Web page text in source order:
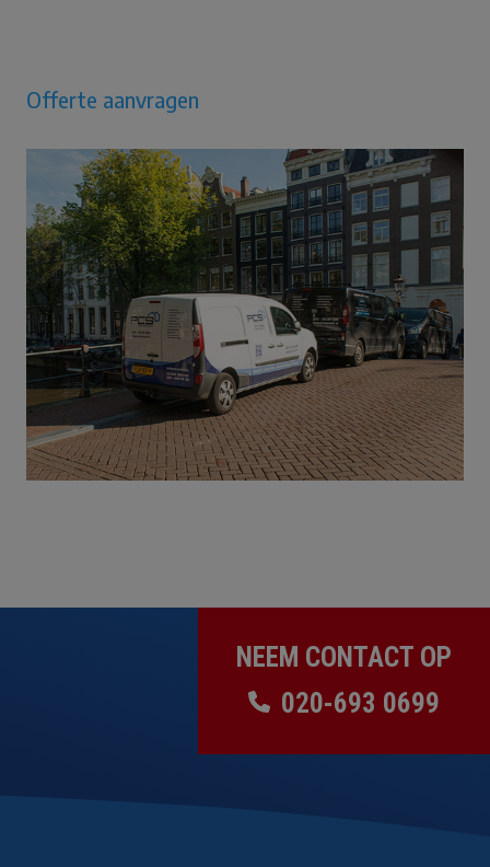
Offerte aanvragen
NEEM CONTACT OP
020-693 0699